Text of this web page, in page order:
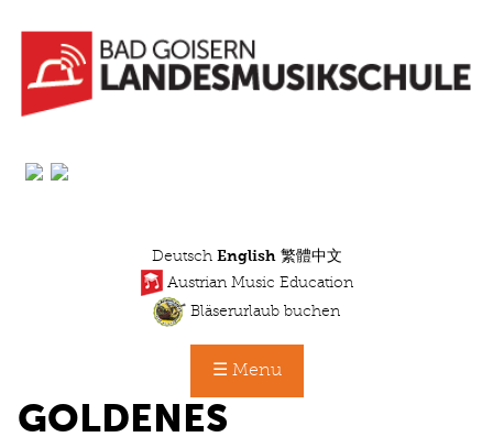
main
content
Deutsch English 繁體中文
Austrian Music Education
Bläserurlaub buchen
☰ Menu
GOLDENES